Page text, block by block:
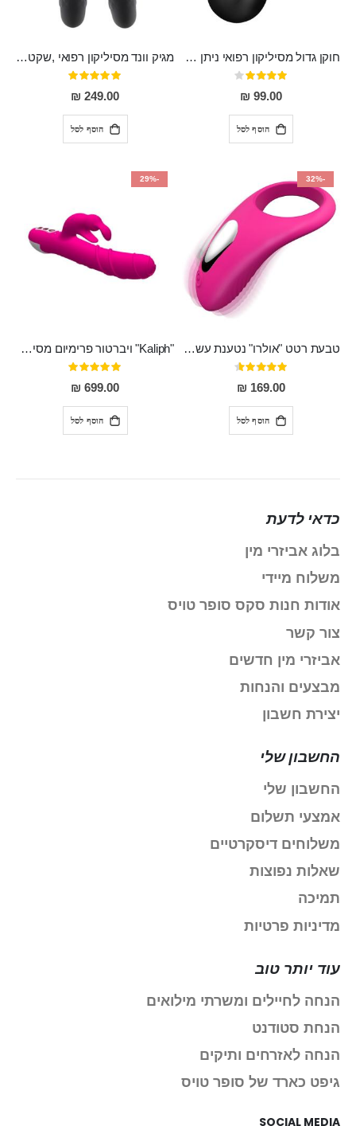
חוקן גדול מסיליקון רפואי ניתן לשימוש גם כפלאג וגם כחרוזים אנאלים
דירוג:
80%
99.00 ₪
הוסף לסל
מגיק וונד מסיליקון רפואי ,שקט במיוחד, נטען בעל 10 מהירויות שונות "Erna"
דירוג:
100%
249.00 ₪
הוסף לסל
-32%
טבעת רטט "אולרו" נטענת עשויה סיליקון רפואי עם רטט חזק ומטריף חושים
דירוג:
91%
169.00 ₪
הוסף לסל
-29%
"Kaliph" ויברטור פרימיום מסיליקון רפואי , נטען, שקט במיוחד, מסתובב ומתפתל, שמנמן עם חדירה 14 סמ
דירוג:
100%
699.00 ₪
הוסף לסל
כדאי לדעת
בלוג אביזרי מין
משלוח מיידי
אודות חנות סקס סופר טויס
צור קשר
אביזרי מין חדשים
מבצעים והנחות
יצירת חשבון
החשבון שלי
החשבון שלי
אמצעי תשלום
משלוחים דיסקרטיים
שאלות נפוצות
תמיכה
מדיניות פרטיות
עוד יותר טוב
הנחה לחיילים ומשרתי מילואים
הנחת סטודנט
הנחה לאזרחים ותיקים
גיפט כארד של סופר טויס
SOCIAL MEDIA